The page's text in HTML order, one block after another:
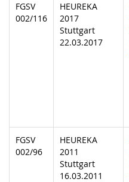
FGSV
002/116
HEUREKA
2017
Stuttgart
22.03.2017
FGSV
002/96
HEUREKA
2011
Stuttgart
16.03.2011